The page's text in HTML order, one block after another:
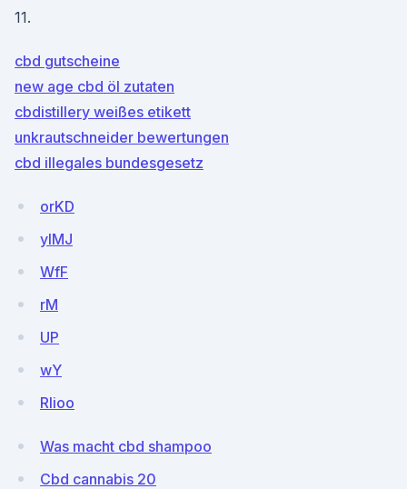
11.
cbd gutscheine
new age cbd öl zutaten
cbdistillery weißes etikett
unkrautschneider bewertungen
cbd illegales bundesgesetz
orKD
yIMJ
WfF
rM
UP
wY
RIioo
Was macht cbd shampoo
Cbd cannabis 20